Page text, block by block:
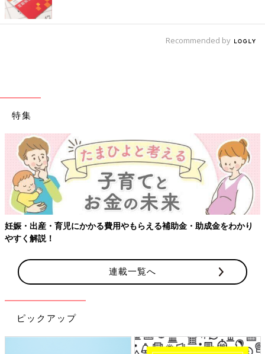
Recommended by
特集
妊娠・出産・育児にかかる費用やもらえる補助金・助成金をわかり
やすく解説！
連載一覧へ
ピックアップ